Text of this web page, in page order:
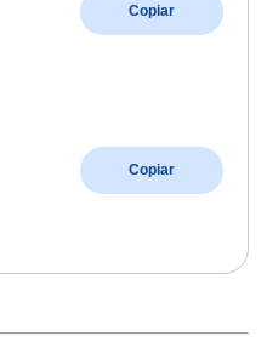
Copiar
Copiar